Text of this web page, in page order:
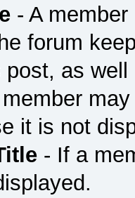
- A member
forum
post, as
member
it is not
- If a